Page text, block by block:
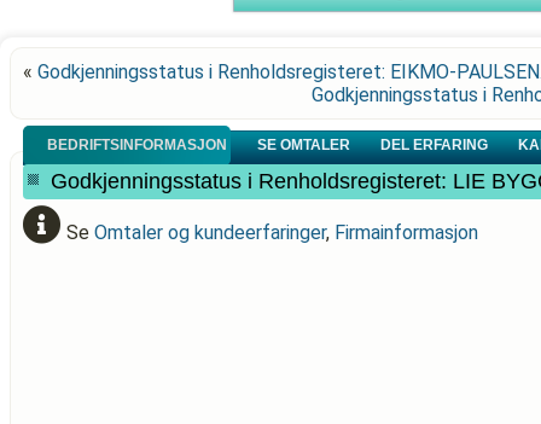
« Godkjenningsstatus i Renholdsregisteret: EIKMO-
Godkjenningsstatus i
BEDRIFTSINFORMASJON SE OMTALER DEL ERFARING
Godkjenningsstatus i Renholdsregisteret: LIE
Se Omtaler og kundeerfaringer, Firmainformasjon